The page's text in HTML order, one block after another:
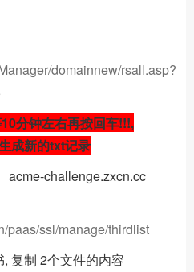
domainnew/rsall.asp?
分钟左右再按回车!!!,
成新的txt记录
challenge.zxcn.cc
paas/ssl/manage/thirdlist
复制 2个文件的内容